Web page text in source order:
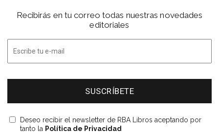
Recibirás en tu correo todas nuestras novedades
editoriales
Deseo recibir el newsletter de RBA Libros aceptando por
tanto la Política de Privacidad